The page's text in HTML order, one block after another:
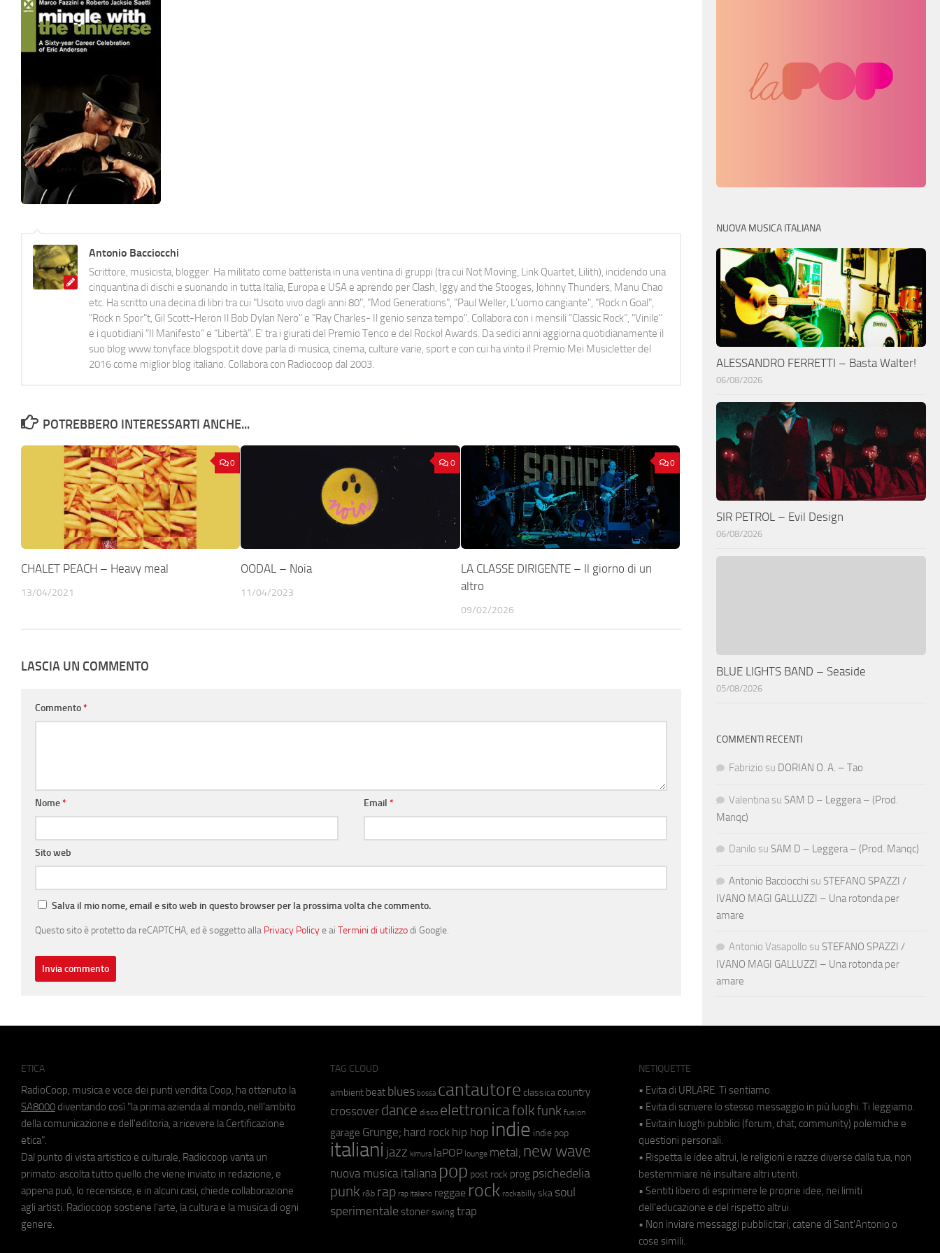
Antonio Bacciocchi
Scrittore, musicista, blogger. Ha militato come batterista in una ventina di gruppi (tra cui Not Moving, Link Quartet, Lilith), incidendo una
cinquantina di dischi e suonando in tutta Italia, Europa e USA e aprendo per Clash, Iggy and the Stooges, Johnny Thunders, Manu Chao
etc. Ha scritto una decina di libri tra cui "Uscito vivo dagli anni 80", "Mod Generations", "Paul Weller, L’uomo cangiante", "Rock n Goal",
"Rock n Spor"t, Gil Scott-Heron Il Bob Dylan Nero" e "Ray Charles- Il genio senza tempo". Collabora con i mensili “Classic Rock”, "Vinile"
e i quotidiani “Il Manifesto” e “Libertà”. E' tra i giurati del Premio Tenco e del Rockol Awards. Da sedici anni aggiorna quotidianamente il
suo blog www.tonyface.blogspot.it dove parla di musica, cinema, culture varie, sport e con cui ha vinto il Premio Mei Musicletter del
2016 come miglior blog italiano. Collabora con Radiocoop dal 2003.
POTREBBERO INTERESSARTI ANCHE...
0
CHALET PEACH – Heavy meal
13/04/2021
0
OODAL – Noia
11/04/2023
0
LA CLASSE DIRIGENTE – Il giorno di un
altro
09/02/2026
LASCIA UN COMMENTO
Commento*
Nome* Email*
Sito web
Salva il mio nome, email e sito web in questo browser per la prossima volta che commento.
Questo sito è protetto da reCAPTCHA, ed è soggetto alla Privacy Policye ai Termini di utilizzodi Google.
NUOVA MUSICA ITALIANA
ALESSANDRO FERRETTI – Basta Walter!
06/08/2026
SIR PETROL – Evil Design
06/08/2026
BLUE LIGHTS BAND – Seaside
05/08/2026
COMMENTI RECENTI
Fabrizio su DORIAN O. A. – Tao
Valentina su SAM D – Leggera – (Prod.
Manqc)
Danilo su SAM D – Leggera – (Prod. Manqc)
Antonio Bacciocchi su STEFANO SPAZZI /
IVANO MAGI GALLUZZI – Una rotonda per
amare
Antonio Vasapollo su STEFANO SPAZZI /
IVANO MAGI GALLUZZI – Una rotonda per
amare
ETICA
RadioCoop, musica e voce dei punti vendita Coop, ha ottenuto la
SA8000 diventando così "la prima azienda al mondo, nell'ambito
della comunicazione e dell'editoria, a ricevere la Certificazione
etica".
Dal punto di vista artistico e culturale, Radiocoop vanta un
primato: ascolta tutto quello che viene inviato in redazione, e
appena può, lo recensisce, e in alcuni casi, chiede collaborazione
agli artisti. Radiocoop sostiene l'arte, la cultura e la musica di ogni
genere.
TAG CLOUD
ambient beat blues bossa cantautore classica country
crossover dance disco elettronicafolkfunk fusion
garage Grunge; hard rock hip hop indie indie pop
italiani jazz kimura laPOP lounge metal; new wave
nuova musica italiana pop post rock prog psichedelia
punk r&b rap rap italiano reggae rock rockabilly ska soul
sperimentale stoner swing trap
NETIQUETTE
• Evita di URLARE. Ti sentiamo.
• Evita di scrivere lo stesso messaggio in più luoghi. Ti leggiamo.
• Evita in luoghi pubblici (forum, chat, community) polemiche e
questioni personali.
• Rispetta le idee altrui, le religioni e razze diverse dalla tua, non
bestemmiare né insultare altri utenti.
• Sentiti libero di esprimere le proprie idee, nei limiti
dell'educazione e del rispetto altrui.
• Non inviare messaggi pubblicitari, catene di Sant'Antonio o
cose simili.